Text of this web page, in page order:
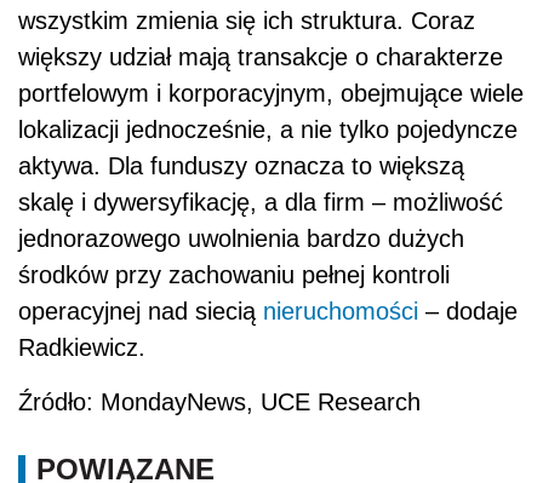
wszystkim zmienia się ich struktura. Coraz
większy udział mają transakcje o charakterze
portfelowym i korporacyjnym, obejmujące wiele
lokalizacji jednocześnie, a nie tylko pojedyncze
aktywa. Dla funduszy oznacza to większą
skalę i dywersyfikację, a dla firm – możliwość
jednorazowego uwolnienia bardzo dużych
środków przy zachowaniu pełnej kontroli
operacyjnej nad siecią nieruchomości – dodaje
Radkiewicz.
Źródło: MondayNews, UCE Research
POWIĄZANE